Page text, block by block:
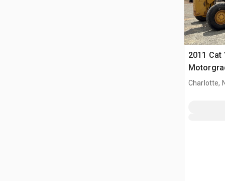
2011 Cat
Charlotte,